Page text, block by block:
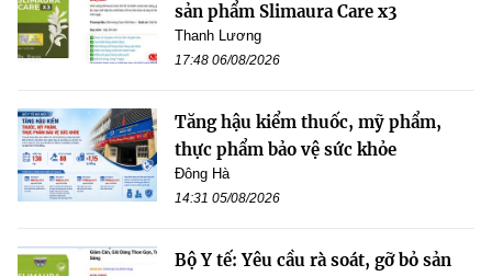
sản phẩm Slimaura Care x3
Thanh Lương
17:48 06/08/2026
Tăng hậu kiểm thuốc, mỹ phẩm,
thực phẩm bảo vệ sức khỏe
Đông Hà
14:31 05/08/2026
Bộ Y tế: Yêu cầu rà soát, gỡ bỏ sản